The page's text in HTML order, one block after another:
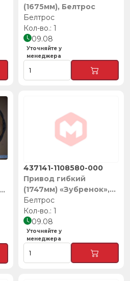
(1675мм), Белтрос
Белтрос
1
09.08
Уточняйте у
менеджера
Привод гибкий
(1747мм) «Зубренок»,
Белтрос
437141-1108580-000
Белтрос
1
09.08
Уточняйте у
менеджера